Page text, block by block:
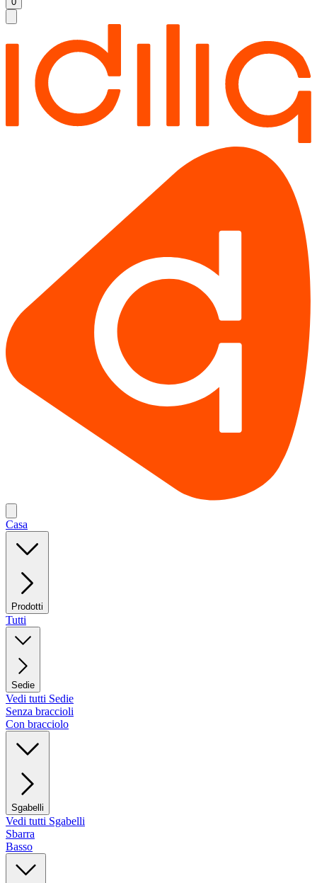
Casa
Prodotti
Tutti
Sedie
Vedi tutti Sedie
Senza braccioli
Con bracciolo
Sgabelli
Vedi tutti Sgabelli
Sbarra
Basso